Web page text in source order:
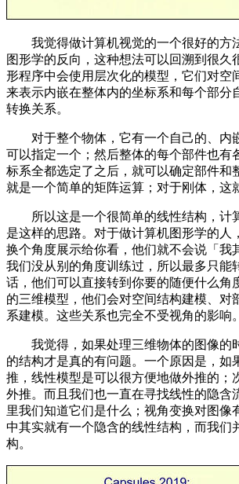
我觉得做计算机视觉的一个很好的方
图形学的反向，这种想法可以回溯到很久
形程序中会使用层次化的模型，它们对空
来表示内嵌在整体内的坐标系和每个部分
转换关系。
对于整个物体，它有一个自己的、内
可以指定一个；然后整体的每个部件也有
标系全都选定了之后，就可以确定部件和
就是一个简单的矩阵运算；对于刚体，这
所以这是一个很简单的线性结构，计
是这样的思路。对于做计算机图形学的人
换个角度展示给你看，他们就不会说「我
我们没从别的角度训练过，所以最多只能
话，他们可以直接转到你要的随便什么角
的三维模型，他们会对空间结构建模、对
系建模。这些关系也完全不受视角的影响。
我觉得，如果处理三维物体的图像的
的结构才是真的有问题。一个原因是，如
推，线性模型是可以很方便地做外推的；
外推。而且我们也一直在寻找线性的隐含
里我们知道它们是什么；视角变换对图像
中其实就有一个隐含的线性结构，而我们
构。